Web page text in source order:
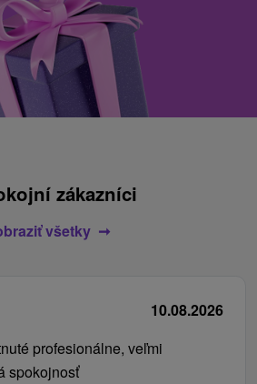
zákazníci
všetky
10.08.2026
profesionálne, veľmi
spokojnosť